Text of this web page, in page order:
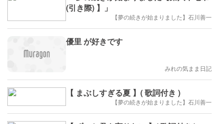
(引き際) 】」
【夢の続きが始まりました】石川善一
優里 が好きです
みれの気まま日記
【 まぶしすぎる夏 】( 歌詞付き )
【夢の続きが始まりました】石川善一